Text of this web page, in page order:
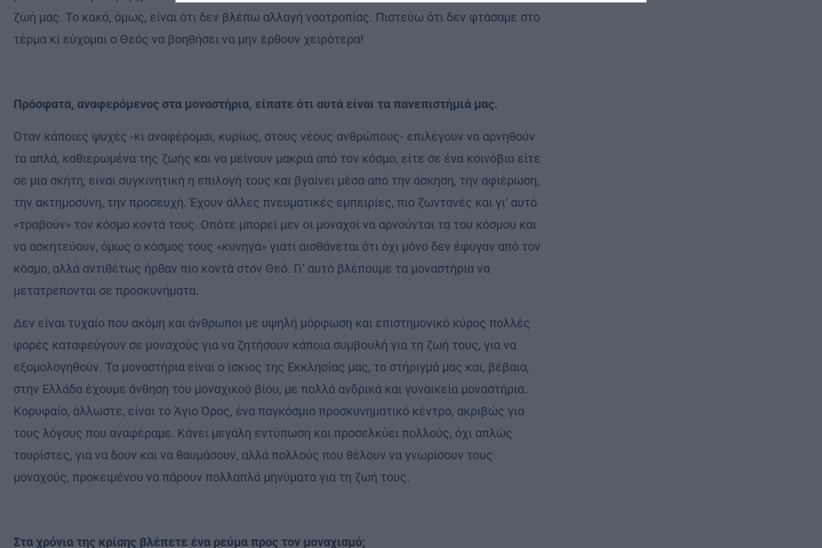
ζωή μας. Το κακό, όμως, είναι ότι δεν βλέπω αλλαγή νοοτροπίας. Πιστεύω ότι δεν φτάσαμε στο
τέρμα κι εύχομαι ο Θεός να βοηθήσει να μην έρθουν χειρότερα!
Πρόσφατα, αναφερόμενος στα μοναστήρια, είπατε ότι αυτά είναι τα πανεπιστήμιά μας.
Όταν κάποιες ψυχές -κι αναφέρομαι, κυρίως, στους νέους ανθρώπους- επιλέγουν να αρνηθούν
τα απλά, καθιερωμένα της ζωής και να μείνουν μακριά από τον κόσμο, είτε σε ένα κοινόβιο είτε
σε μια σκήτη, είναι συγκινητική η επιλογή τους και βγαίνει μέσα από την άσκηση, την αφιέρωση,
την ακτημοσύνη, την προσευχή. Έχουν άλλες πνευματικές εμπειρίες, πιο ζωντανές και γι’ αυτό
«τραβούν» τον κόσμο κοντά τους. Οπότε μπορεί μεν οι μοναχοί να αρνούνται τα του κόσμου και
να ασκητεύουν, όμως ο κόσμος τους «κυνηγά» γιατί αισθάνεται ότι όχι μόνο δεν έφυγαν από τον
κόσμο, αλλά αντιθέτως ήρθαν πιο κοντά στον Θεό. Γι’ αυτό βλέπουμε τα μοναστήρια να
μετατρέπονται σε προσκυνήματα.
Δεν είναι τυχαίο που ακόμη και άνθρωποι με υψηλή μόρφωση και επιστημονικό κύρος πολλές
φορές καταφεύγουν σε μοναχούς για να ζητήσουν κάποια συμβουλή για τη ζωή τους, για να
εξομολογηθούν. Τα μοναστήρια είναι ο ίσκιος της Εκκλησίας μας, το στήριγμά μας και, βέβαια,
στην Ελλάδα έχουμε άνθηση του μοναχικού βίου, με πολλά ανδρικά και γυναικεία μοναστήρια.
Κορυφαίο, άλλωστε, είναι το Άγιο Όρος, ένα παγκόσμιο προσκυνηματικό κέντρο, ακριβώς για
τους λόγους που αναφέραμε. Κάνει μεγάλη εντύπωση και προσελκύει πολλούς, όχι απλώς
τουρίστες, για να δουν και να θαυμάσουν, αλλά πολλούς που θέλουν να γνωρίσουν τους
μοναχούς, προκειμένου να πάρουν πολλαπλά μηνύματα για τη ζωή τους.
Στα χρόνια της κρίσης βλέπετε ένα ρεύμα προς τον μοναχισμό;